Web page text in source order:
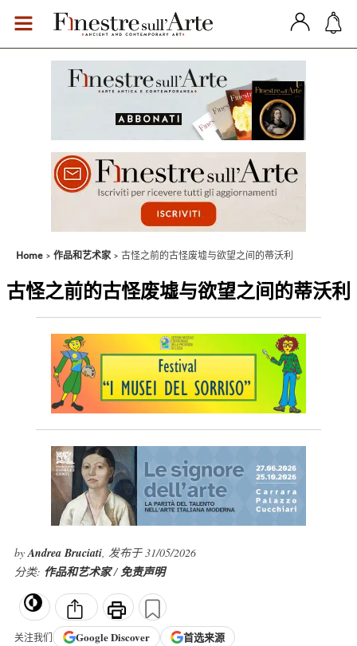
Home 作品和艺术家 古怪之前的古怪废墟与欲望之间的蒂沃利
古怪之前的古怪废墟与欲望之间的蒂沃利
byAndrea Bruciati, 发布于 31/05/2026
分类: 作品和艺术家/免责声明
关注我们 GoogleDiscover 首选来源